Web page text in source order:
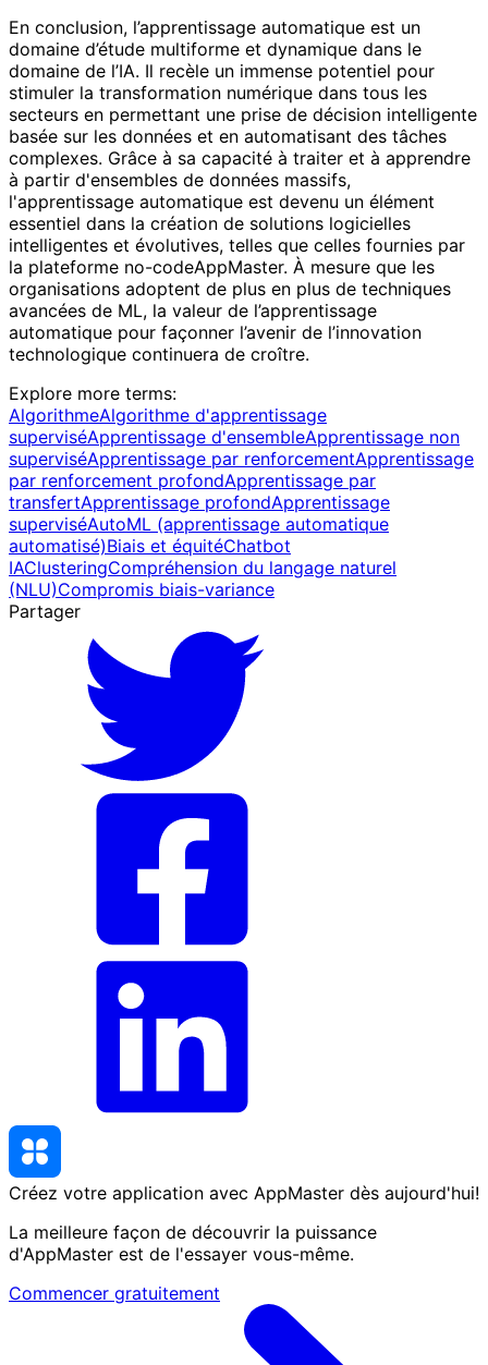
En conclusion, l’apprentissage automatique est un
domaine d’étude multiforme et dynamique dans le
domaine de l’IA. Il recèle un immense potentiel pour
stimuler la transformation numérique dans tous les
secteurs en permettant une prise de décision intelligente
basée sur les données et en automatisant des tâches
complexes. Grâce à sa capacité à traiter et à apprendre
à partir d'ensembles de données massifs,
l'apprentissage automatique est devenu un élément
essentiel dans la création de solutions logicielles
intelligentes et évolutives, telles que celles fournies par
la plateforme no-codeAppMaster. À mesure que les
organisations adoptent de plus en plus de techniques
avancées de ML, la valeur de l’apprentissage
automatique pour façonner l’avenir de l’innovation
technologique continuera de croître.
Explore more terms:
AlgorithmeAlgorithme d'apprentissage
superviséApprentissage d'ensembleApprentissage non
superviséApprentissage par renforcementApprentissage
par renforcement profondApprentissage par
transfertApprentissage profondApprentissage
superviséAutoML (apprentissage automatique
automatisé)Biais et équitéChatbot
IAClusteringCompréhension du langage naturel
(NLU)Compromis biais-variance
Partager
Créez votre application avec AppMaster dès aujourd'hui!
La meilleure façon de découvrir la puissance
d'AppMaster est de l'essayer vous-même.
Commencer gratuitement